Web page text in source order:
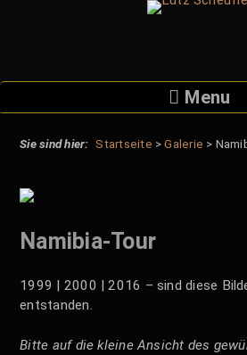
Menu
Startseite >Galerie >
Namibia-Tour
1999 | 2000 | 2016 – sind diese
entstanden.
Bitte auf die kleine Ansicht des